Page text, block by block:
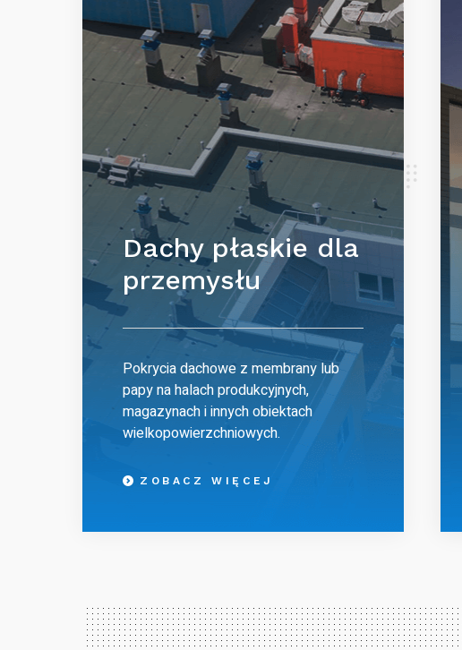
Dachy płaskie dla
przemysłu
Pokrycia dachowe z membrany lub
papy na halach produkcyjnych,
magazynach i innych obiektach
wielkopowierzchniowych.
ZOBACZ WIĘCEJ